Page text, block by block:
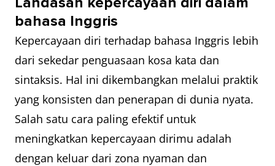
bahasa Inggris
Kepercayaan diri terhadap bahasa Inggris lebih
dari sekedar penguasaan kosa kata dan
sintaksis. Hal ini dikembangkan melalui praktik
yang konsisten dan penerapan di dunia nyata.
Salah satu cara paling efektif untuk
meningkatkan kepercayaan dirimu adalah
dengan keluar dari zona nyaman dan